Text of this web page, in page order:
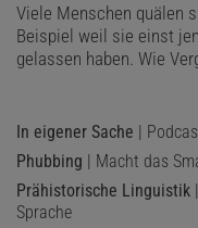
Viele Menschen quälen
Beispiel weil sie einst
gelassen haben. Wie
In eigener Sache |
Phubbing | Macht das
Prähistorische Linguistik
Sprache